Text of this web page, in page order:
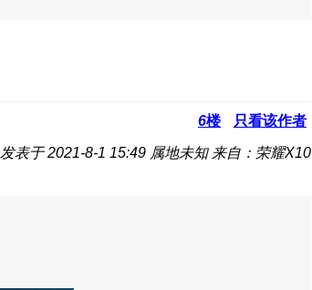
6楼 只看该作者
发表于 2021-8-1 15:49 属地未知 来自：荣耀X10